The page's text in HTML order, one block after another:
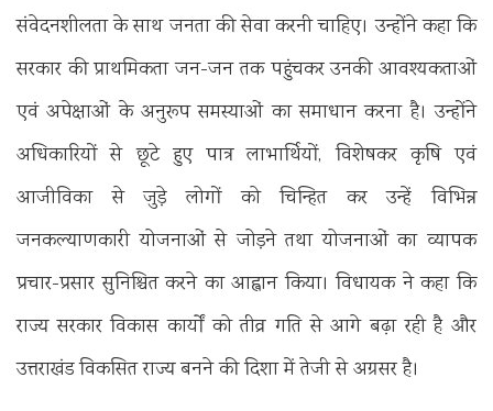
संवेदनशीलता के साथ जनता की सेवा करनी चाहिए। उन्होंने कहा कि
सरकार की प्राथमिकता जन-जन तक पहुंचकर उनकी आवश्यकताओं
एवं अपेक्षाओं के अनुरूप समस्याओं का समाधान करना है। उन्होंने
अधिकारियों से छूटे हुए पात्र लाभार्थियों, विशेषकर कृषि एवं
आजीविका से जुड़े लोगों को चिन्हित कर उन्हें विभिन्न
जनकल्याणकारी योजनाओं से जोड़ने तथा योजनाओं का व्यापक
प्रचार-प्रसार सुनिश्चित करने का आह्वान किया। विधायक ने कहा कि
राज्य सरकार विकास कार्यों को तीव्र गति से आगे बढ़ा रही है और
उत्तराखंड विकसित राज्य बनने की दिशा में तेजी से अग्रसर है।